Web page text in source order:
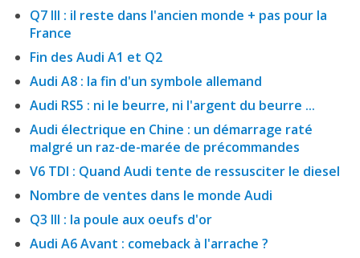
Q7 III : il reste dans l'ancien monde + pas pour la
France
Fin des Audi A1 et Q2
Audi A8 : la fin d'un symbole allemand
Audi RS5 : ni le beurre, ni l'argent du beurre ...
Audi électrique en Chine : un démarrage raté
malgré un raz-de-marée de précommandes
V6 TDI : Quand Audi tente de ressusciter le diesel
Nombre de ventes dans le monde Audi
Q3 III : la poule aux oeufs d'or
Audi A6 Avant : comeback à l'arrache ?